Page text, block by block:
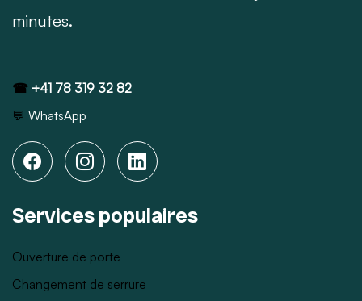
minutes.
☎ +41 78 319 32 82
💬 WhatsApp
Services populaires
Ouverture de porte
Changement de serrure